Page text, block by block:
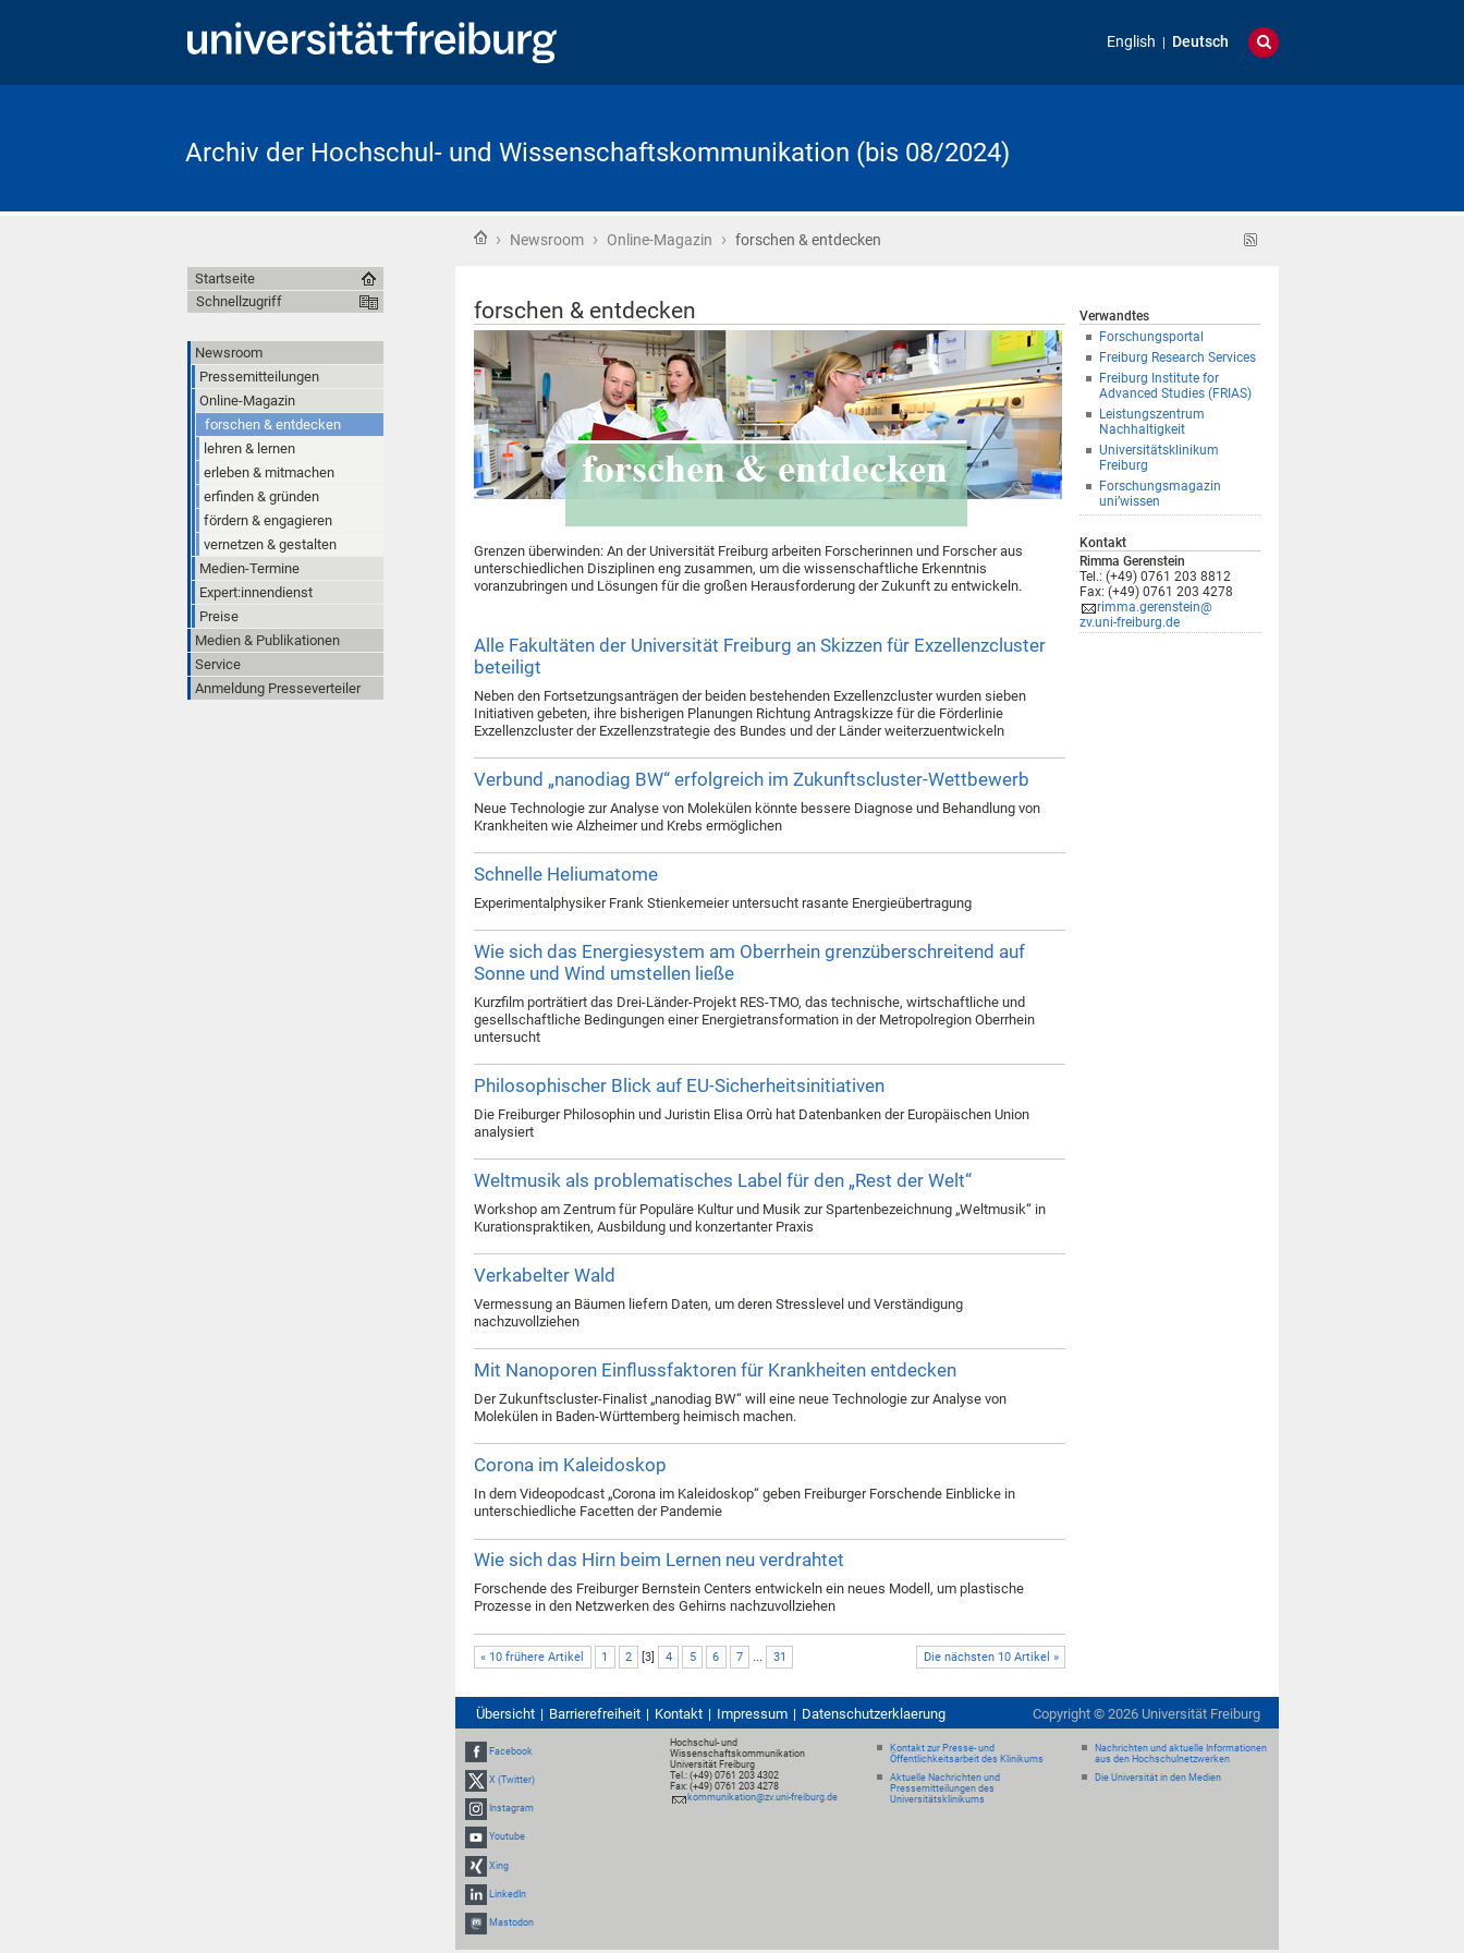
English Deutsch
Archiv der Hochschul- und Wissenschaftskommunikation (bis 08/2024)
Startseite
› Newsroom › Online-Magazin › forschen & entdecken
forschen & entdecken
Grenzen überwinden: An der Universität Freiburg arbeiten Forscherinnen und Forscher aus
unterschiedlichen Disziplinen eng zusammen, um die wissenschaftliche Erkenntnis
voranzubringen und Lösungen für die großen Herausforderung der Zukunft zu entwickeln.
Alle Fakultäten der Universität Freiburg an Skizzen für Exzellenzcluster
beteiligt
Neben den Fortsetzungsanträgen der beiden bestehenden Exzellenzcluster wurden sieben
Initiativen gebeten, ihre bisherigen Planungen Richtung Antragskizze für die Förderlinie
Exzellenzcluster der Exzellenzstrategie des Bundes und der Länder weiterzuentwickeln
Verbund „nanodiag BW“ erfolgreich im Zukunftscluster-Wettbewerb
Neue Technologie zur Analyse von Molekülen könnte bessere Diagnose und Behandlung von
Krankheiten wie Alzheimer und Krebs ermöglichen
Schnelle Heliumatome
Experimentalphysiker Frank Stienkemeier untersucht rasante Energieübertragung
Wie sich das Energiesystem am Oberrhein grenzüberschreitend auf
Sonne und Wind umstellen ließe
Kurzfilm porträtiert das Drei-Länder-Projekt RES-TMO, das technische, wirtschaftliche und
gesellschaftliche Bedingungen einer Energietransformation in der Metropolregion Oberrhein
untersucht
Philosophischer Blick auf EU-Sicherheitsinitiativen
Die Freiburger Philosophin und Juristin Elisa Orrù hat Datenbanken der Europäischen Union
analysiert
Weltmusik als problematisches Label für den „Rest der Welt“
Workshop am Zentrum für Populäre Kultur und Musik zur Spartenbezeichnung „Weltmusik“ in
Kurationspraktiken, Ausbildung und konzertanter Praxis
Verkabelter Wald
Vermessung an Bäumen liefern Daten, um deren Stresslevel und Verständigung
nachzuvollziehen
Mit Nanoporen Einflussfaktoren für Krankheiten entdecken
Der Zukunftscluster-Finalist „nanodiag BW“ will eine neue Technologie zur Analyse von
Molekülen in Baden-Württemberg heimisch machen.
Corona im Kaleidoskop
In dem Videopodcast „Corona im Kaleidoskop“ geben Freiburger Forschende Einblicke in
unterschiedliche Facetten der Pandemie
Wie sich das Hirn beim Lernen neu verdrahtet
Forschende des Freiburger Bernstein Centers entwickeln ein neues Modell, um plastische
Prozesse in den Netzwerken des Gehirns nachzuvollziehen
« 10 frühere Artikel Die nächsten 10 Artikel »
1 2 [3] 4 5 6 7 ... 31
Verwandtes
Forschungsportal
Freiburg Research Services
Freiburg Institute for
Advanced Studies (FRIAS)
Leistungszentrum
Nachhaltigkeit
Universitätsklinikum
Freiburg
Forschungsmagazin
uni’wissen
Kontakt
Rimma Gerenstein
Tel.: (+49) 0761 203 8812
Fax: (+49) 0761 203 4278
rimma.gerenstein@
zv.uni-freiburg.de
Startseite
Schnellzugriff
Newsroom
Pressemitteilungen
Online-Magazin
forschen & entdecken
lehren & lernen
erleben & mitmachen
erfinden & gründen
fördern & engagieren
vernetzen & gestalten
Medien-Termine
Expert:innendienst
Preise
Medien & Publikationen
Service
Anmeldung Presseverteiler
Übersicht Barrierefreiheit Kontakt Impressum Datenschutzerklaerung Copyright © 2026 Universität Freiburg
Facebook
X (Twitter)
Instagram
Youtube
Xing
LinkedIn
Mastodon
Hochschul- und
Wissenschaftskommunikation
Universität Freiburg
Tel.: (+49) 0761 203 4302
Fax: (+49) 0761 203 4278
kommunikation@zv.uni-freiburg.de
Kontakt zur Presse- und
Öffentlichkeitsarbeit des Klinikums
Aktuelle Nachrichten und
Pressemitteilungen des
Universitätsklinikums
Nachrichten und aktuelle Informationen
aus den Hochschulnetzwerken
Die Universität in den Medien